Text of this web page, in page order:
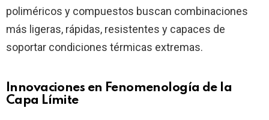
poliméricos y compuestos buscan combinaciones
más ligeras, rápidas, resistentes y capaces de
soportar condiciones térmicas extremas.
Innovaciones en Fenomenología de la
Capa Límite